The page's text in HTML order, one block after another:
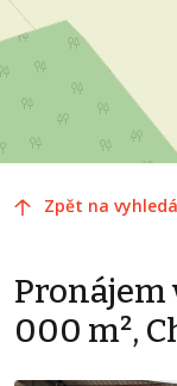
Zpět na
000 m²,